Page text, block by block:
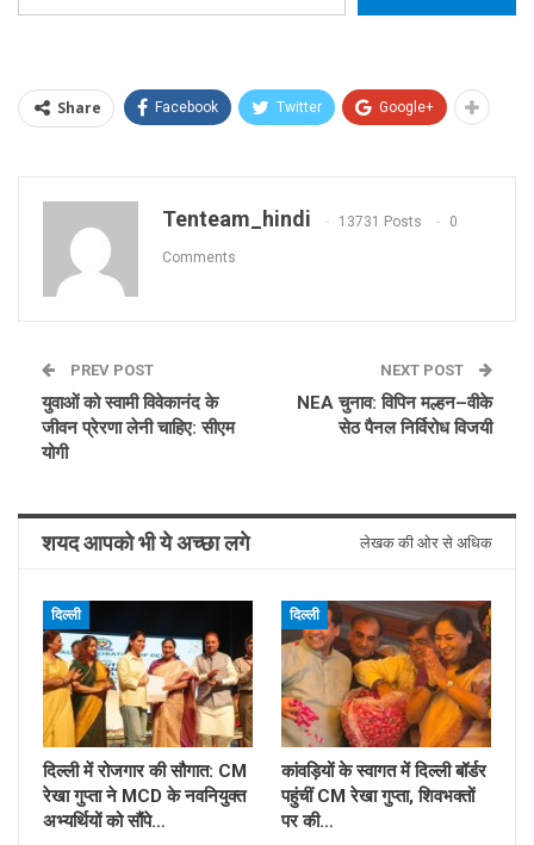
Share Facebook Twitter Google+
Tenteam_hindi 13731 Posts 0
Comments
PREV POST
युवाओं को स्वामी विवेकानंद के
जीवन प्रेरणा लेनी चाहिए: सीएम
योगी
NEXT POST
NEA चुनाव: विपिन मल्हन–वीके
सेठ पैनल निर्विरोध विजयी
शयद आपको भी ये अच्छा लगे लेखक की ओर से अधिक
दिल्ली
दिल्ली में रोजगार की सौगात: CM
रेखा गुप्ता ने MCD के नवनियुक्त
अभ्यर्थियों को सौंपे…
दिल्ली
कांवड़ियों के स्वागत में दिल्ली बॉर्डर
पहुंचीं CM रेखा गुप्ता, शिवभक्तों
पर की…